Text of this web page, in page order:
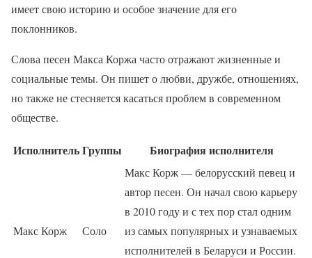
имеет свою историю и особое значение для его
поклонников.
Слова песен Макса Коржа часто отражают жизненные и
социальные темы. Он пишет о любви, дружбе, отношениях,
но также не стесняется касаться проблем в современном
обществе.
ИсполнительГруппы Биография исполнителя
Макс Корж Соло
Макс Корж — белорусский певец и
автор песен. Он начал свою карьеру
в 2010 году и с тех пор стал одним
из самых популярных и узнаваемых
исполнителей в Беларуси и России.